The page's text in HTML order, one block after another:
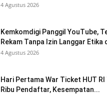
4 Agustus 2026
Kemkomdigi Panggil YouTube,
Rekam Tanpa Izin Langgar Etika
4 Agustus 2026
Hari Pertama War Ticket HUT
Ribu Pendaftar, Kesempatan...